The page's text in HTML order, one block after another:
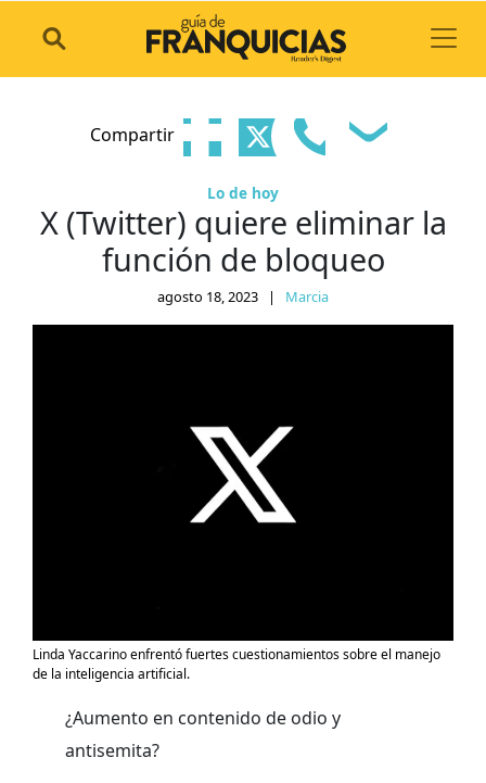
Compartir
Lo de hoy
X (Twitter) quiere eliminar la
función de bloqueo
agosto 18, 2023 | Marcia
Linda Yaccarino enfrentó fuertes cuestionamientos sobre el manejo
de la inteligencia artificial.
¿Aumento en contenido de odio y
antisemita?